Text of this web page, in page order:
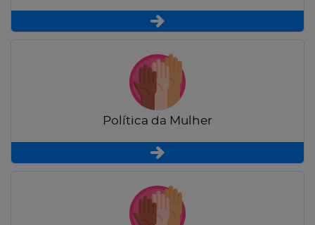
Política da Mulher